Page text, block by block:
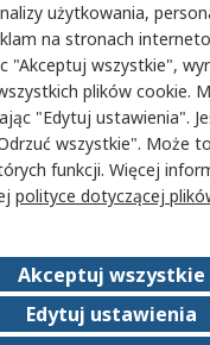
e-
Polityka
plików
prawne
Warunki
Kontakt
RS na
użytkowania,
na stronach
"Akceptuj wszystkie",
plików cookie.
"Edytuj ustawienia".
wszystkie". Może
funkcji. Więcej
polityce dotyczącej
Akceptuj wszystkie
Edytuj ustawienia